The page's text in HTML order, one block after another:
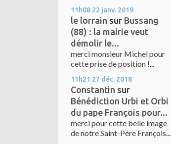
11h08 22 janv. 2019
le lorrain sur Bussang
(88) : la mairie veut
démolir le...
merci monsieur Michel pour
cette prise de position !...
11h21 27 déc. 2018
Constantin sur
Bénédiction Urbi et Orbi
du pape François pour...
merci pour cette belle image
de notre Saint-Père François...